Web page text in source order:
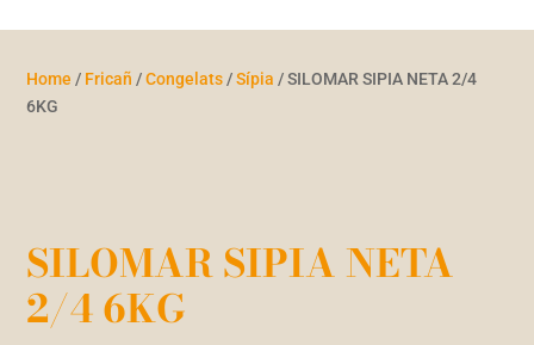
Home / Fricañ /Congelats /Sípia / SILOMAR SIPIA NETA 2/4
6KG
SILOMAR SIPIA NETA
2/4 6KG